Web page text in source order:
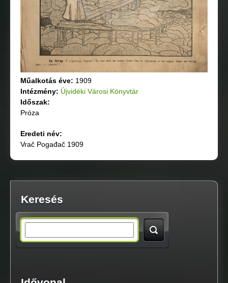
Műalkotás éve: 1909
Intézmény: Újvidéki Városi Könyvtár
Időszak:
Próza
Eredeti név:
Vrač Pogađač 1909
Keresés
a